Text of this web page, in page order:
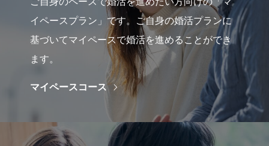
イペースプラン」です。ご自身の婚活プランに
基づいてマイペースで婚活を進めることができ
ます。
マイペースコース